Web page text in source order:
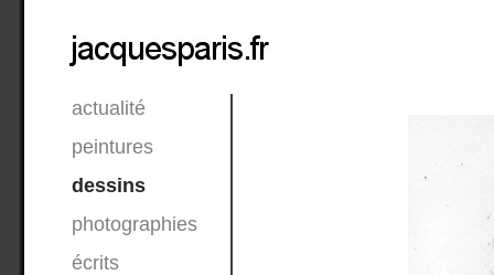
actualité
peintures
dessins
photographies
écrits